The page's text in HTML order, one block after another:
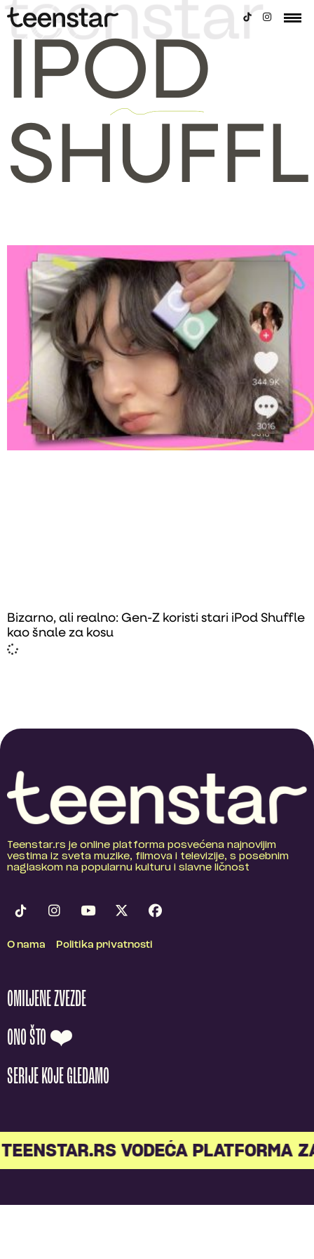
IPOD
Bizarno, ali realno: Gen-Z koristi stari iPod Shuffle
kao šnale za kosu
Teenstar.rs je online platforma posvećena najnovijim
vestima iz sveta muzike, filmova i televizije, s posebnim
naglaskom na popularnu kulturu i slavne ličnost
O nama Politika privatnosti
OMILJENE ZVEZDE
ONO ŠTO ❤️
SERIJE KOJE GLEDAMO
VODEĆA PLATFORMA